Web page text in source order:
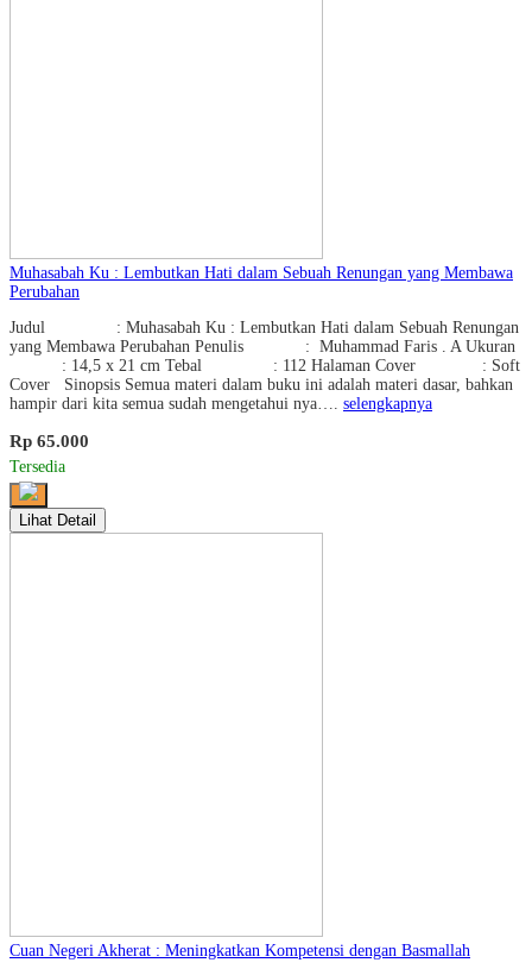
Muhasabah Ku : Lembutkan Hati dalam Sebuah Renungan yang Membawa
Perubahan
Judul : Muhasabah Ku : Lembutkan Hati dalam Sebuah Renungan
yang Membawa Perubahan Penulis : Muhammad Faris . A Ukuran
: 14,5 x 21 cm Tebal : 112 Halaman Cover : Soft
Cover Sinopsis Semua materi dalam buku ini adalah materi dasar, bahkan
hampir dari kita semua sudah mengetahui nya…. selengkapnya
Rp 65.000
Tersedia
Lihat Detail
Cuan Negeri Akherat : Meningkatkan Kompetensi dengan Basmallah